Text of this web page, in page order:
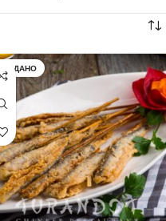
ПРОДАНО